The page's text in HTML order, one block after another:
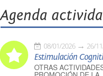
Agenda
08/01/2026 26/
Estimulación
OTRAS